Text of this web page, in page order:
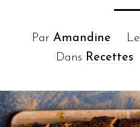
Par Amandine Le
Dans Recettes